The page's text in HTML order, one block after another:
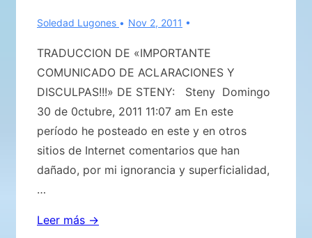
Soledad Lugones Nov 2, 2011
TRADUCCION DE «IMPORTANTE
COMUNICADO DE ACLARACIONES Y
DISCULPAS!!!» DE STENY: Steny Domingo
30 de 0ctubre, 2011 11:07 am En este
período he posteado en este y en otros
sitios de Internet comentarios que han
dañado, por mi ignorancia y superficialidad,
…
TRADUCCION
Leer más →